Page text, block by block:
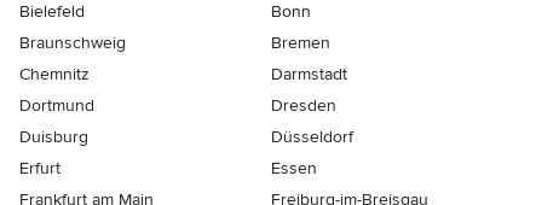
Bielefeld
Bonn
Braunschweig
Bremen
Chemnitz
Darmstadt
Dortmund
Dresden
Duisburg
Düsseldorf
Erfurt
Essen
Frankfurt am Main
Freiburg-im-Breisgau